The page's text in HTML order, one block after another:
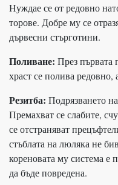
Нуждае се от редовно
торове. Добре му се
дървесни стърготини.
Поливане: През първата
храст се полива редовно,
Резитба: Подрязването
Премахват се слабите,
се отстраняват
стъблата на люляка не
кореновата му система е
да бъде повредена.